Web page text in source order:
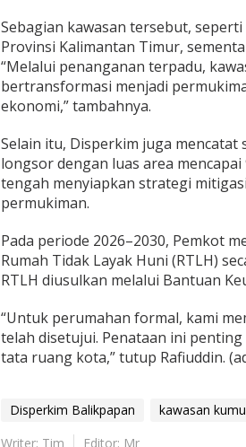
Sebagian kawasan tersebut,
Provinsi Kalimantan Timur,
“Melalui penanganan terpadu,
bertransformasi menjadi
ekonomi,” tambahnya.
Selain itu, Disperkim juga mencatat
longsor dengan luas area
tengah menyiapkan strategi
permukiman.
Pada periode 2026–2030, Pemkot
Rumah Tidak Layak Huni (RTLH)
RTLH diusulkan melalui Bantuan
“Untuk perumahan formal, kami
telah disetujui. Penataan ini
tata ruang kota,” tutup Rafiuddin.
Disperkim Balikpapan
kawasan
Writer: Tim
Editor: Mr